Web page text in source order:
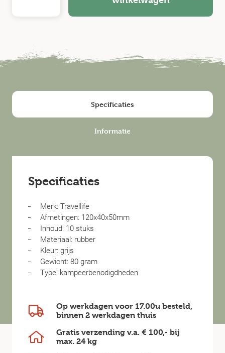
Specificaties
Informatie
Specificaties
Merk: Travellife
Afmetingen: 120x40x50mm
Inhoud: 10 stuks
Materiaal: rubber
Kleur: grijs
Gewicht: 80 gram
Type: kampeerbenodigdheden
Op werkdagen voor 17.00u besteld,
binnen 2 werkdagen thuis
Gratis verzending v.a. € 100,- bij
max. 24 kg